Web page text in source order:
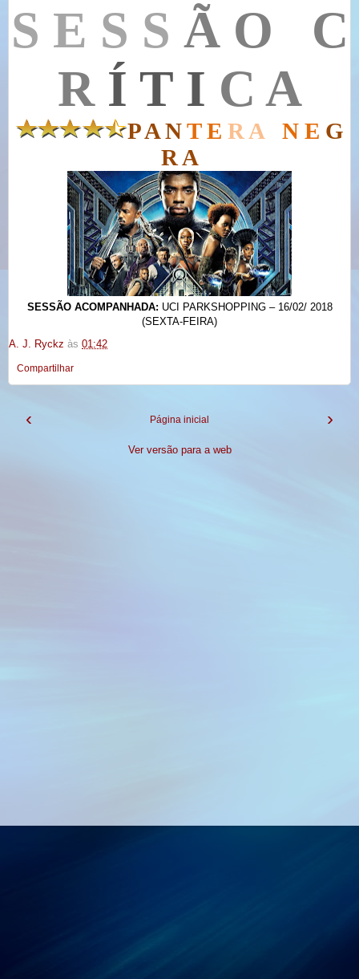
S E S S Ã O C
R Í T I C A
P A NT E R A N E G
R A
SESSÃO ACOMPANHADA: UCI PARKSHOPPING – 16/02/ 2018
(SEXTA-FEIRA)
A. J. Ryckz às 01:42
Compartilhar
‹ ›
Página inicial
Ver versão para a web